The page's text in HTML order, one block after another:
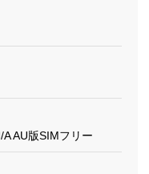
AU版SIMフリー